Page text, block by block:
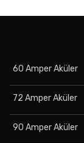
60 Amper Aküler
72 Amper Aküler
90 Amper Aküler